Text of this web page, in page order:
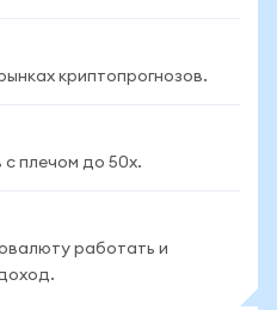
криптопрогнозов.
с плечом до 50x.
работать и